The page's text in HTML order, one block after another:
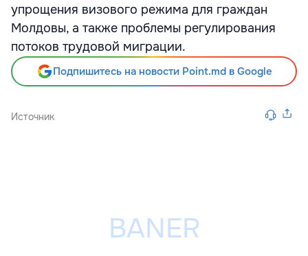
упрощения визового режима для граждан
Молдовы, а также проблемы регулирования
потоков трудовой миграции.
Подпишитесь на новости Point.md в Google
Источник